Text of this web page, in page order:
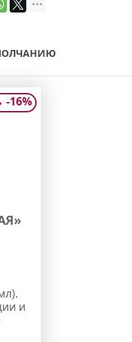
-16%
и